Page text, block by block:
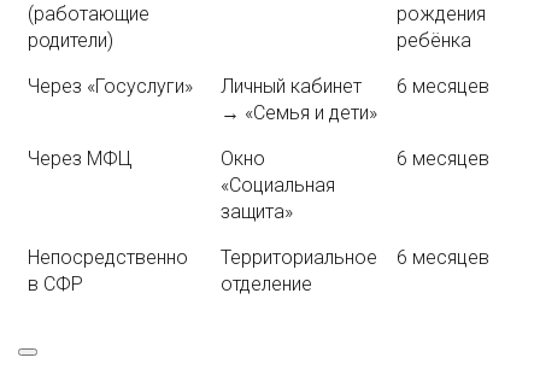
(работающие
родители)
рождения
ребёнка
Через «Госуслуги»
Личный кабинет
→ «Семья и дети»
6 месяцев
Через МФЦ
Окно
«Социальная
защита»
6 месяцев
Непосредственно
в СФР
Территориальное
отделение
6 месяцев